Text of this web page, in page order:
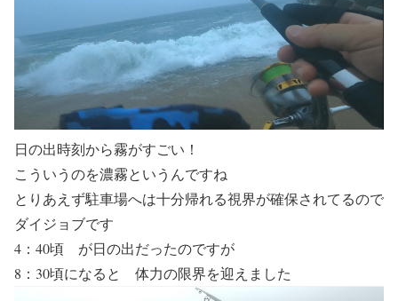
日の出時刻から霧がすごい！
こういうのを濃霧というんですね
とりあえず駐車場へは十分帰れる視界が確保されてるので
ダイジョブです
4：40頃 が日の出だったのですが
8：30頃になると 体力の限界を迎えました